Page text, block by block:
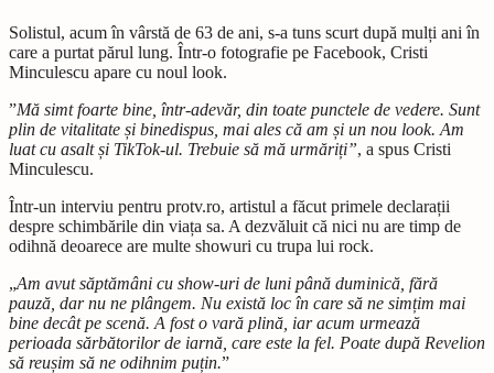
Solistul, acum în vârstă de 63 de ani, s-a tuns scurt după mulți ani în
care a purtat părul lung. Într-o fotografie pe Facebook, Cristi
Minculescu apare cu noul look.
”Mă simt foarte bine, într-adevăr, din toate punctele de vedere. Sunt
plin de vitalitate și binedispus, mai ales că am și un nou look. Am
luat cu asalt și TikTok-ul. Trebuie să mă urmăriți”, a spus Cristi
Minculescu.
Într-un interviu pentru protv.ro, artistul a făcut primele declarații
despre schimbările din viața sa. A dezvăluit că nici nu are timp de
odihnă deoarece are multe showuri cu trupa lui rock.
„Am avut săptămâni cu show-uri de luni până duminică, fără
pauză, dar nu ne plângem. Nu există loc în care să ne simțim mai
bine decât pe scenă. A fost o vară plină, iar acum urmează
perioada sărbătorilor de iarnă, care este la fel. Poate după Revelion
să reușim să ne odihnim puțin.”